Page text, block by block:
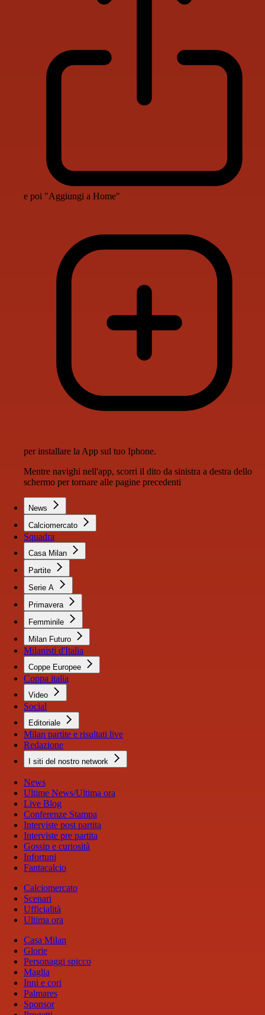
e poi "Aggiungi a Home"
per installare la App sul tuo Iphone.
Mentre navighi nell'app, scorri il dito da sinistra a destra dello
schermo per tornare alle pagine precedenti
News
Calciomercato
Squadra
Casa Milan
Partite
Serie A
Primavera
Femminile
Milan Futuro
Milanisti d'Italia
Coppe Europee
Coppa italia
Video
Social
Editoriale
Milan partite e risultati live
Redazione
I siti del nostro network
News
Ultime News/Ultima ora
Live Blog
Conferenze Stampa
Interviste post partita
Interviste pre partita
Gossip e curiosità
Infortuni
Fantacalcio
Calciomercato
Scenari
Ufficialità
Ultima ora
Casa Milan
Glorie
Personaggi spicco
Maglia
Inni e cori
Palmares
Sponsor